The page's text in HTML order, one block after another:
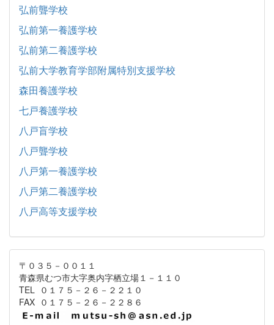
弘前聾学校
弘前第一養護学校
弘前第二養護学校
弘前大学教育学部附属特別支援学校
森田養護学校
七戸養護学校
八戸盲学校
八戸聾学校
八戸第一養護学校
八戸第二養護学校
八戸高等支援学校
〒０３５－００１１
青森県むつ市大字奥内字栖立場１－１１０
TEL ０１７５－２６－２２１０
FAX ０１７５－２６－２２８６